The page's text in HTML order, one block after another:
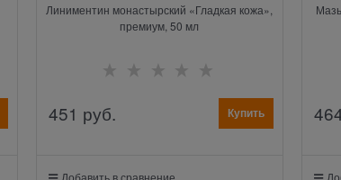
Линиментин монастырский «Гладкая кожа»,
премиум, 50 мл
451 руб. Купить
Добавить в сравнение